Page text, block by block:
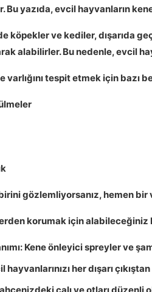
Bu yazıda, evcil hayvanların
köpekler ve kediler, dışarıda
alabilirler. Bu nedenle, evcil
varlığını tespit etmek için
gözlemliyorsanız, hemen bir
korumak için alabileceğiniz
Kene önleyici spreyler ve
hayvanlarınızı her dışarı
çalı ve otları